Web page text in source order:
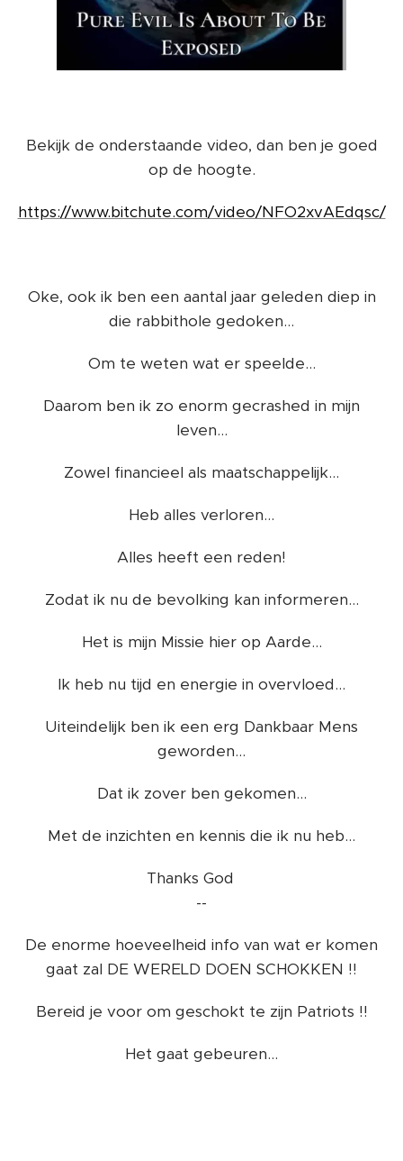
Bekijk de onderstaande video, dan ben je goed
op de hoogte.
https://www.bitchute.com/video/NFO2xvAEdqsc/
Oke, ook ik ben een aantal jaar geleden diep in
die rabbithole gedoken...
Om te weten wat er speelde...
Daarom ben ik zo enorm gecrashed in mijn
leven...
Zowel financieel als maatschappelijk...
Heb alles verloren...
Alles heeft een reden!
Zodat ik nu de bevolking kan informeren...
Het is mijn Missie hier op Aarde...
Ik heb nu tijd en energie in overvloed...
Uiteindelijk ben ik een erg Dankbaar Mens
geworden...
Dat ik zover ben gekomen...
Met de inzichten en kennis die ik nu heb...
Thanks God 🙏
--
De enorme hoeveelheid info van wat er komen
gaat zal DE WERELD DOEN SCHOKKEN !!
Bereid je voor om geschokt te zijn Patriots !!
Het gaat gebeuren...